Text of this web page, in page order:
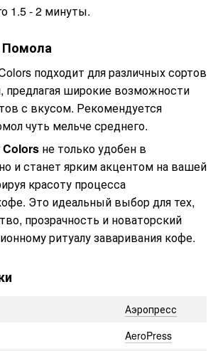
1.5 - 2 минуты.
подходит для различных сортов
предлагая широкие возможности
с вкусом. Рекомендуется
чуть мельче среднего.
Colors не только удобен в
и станет ярким акцентом на вашей
красоту процесса
Это идеальный выбор для тех,
прозрачность и новаторский
ритуалу заваривания кофе.
Аэропресс
AeroPress